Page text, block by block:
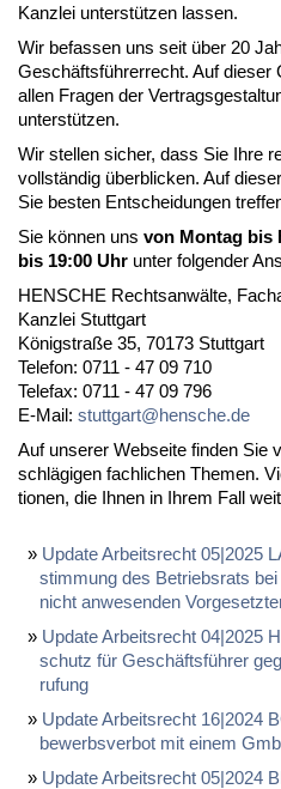
Kanz­lei un­terstützen las­sen.
Wir be­fas­sen uns seit über 20
Geschäftsführer­recht. Auf die­ser
al­len Fra­gen der
un­terstützen.
Wir stel­len si­cher, dass Sie Ih­re
vollständig über­bli­cken. Auf
Sie bes­ten Ent­schei­dun­gen
Sie können uns von Mon­tag bis
bis 19:00 Uhr un­ter fol­gen­der
HENSCHE Rechts­anwälte,
Kanz­lei Stutt­gart
König­s­traße 35, 70173 Stutt­gart
Te­le­fon: 0711 - 47 09 710
Te­le­fax: 0711 - 47 09 796
E-Mail: stutt­gart@hen­sche.de
Auf un­se­rer Web­sei­te fin­den Sie
schlägi­gen fach­li­chen The­men.
tio­nen, die Ih­nen in Ih­rem Fall
Up­date Ar­beits­recht 05|2025
stim­mung des Be­triebs­rats
nicht an­we­sen­den
Up­date Ar­beits­recht 04|2025
schutz für Geschäftsführer
ru­fung
Up­date Ar­beits­recht 16|2024
be­werbs­ver­bot mit ei­nem
Up­date Ar­beits­recht 05|2024